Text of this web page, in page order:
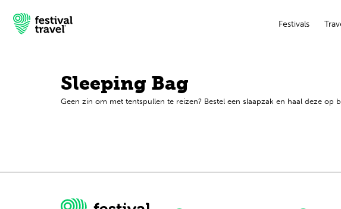
Festivals
Festivals
Sleeping Bag
Geen zin om met tentspullen te reizen? Bestel een slaapzak en haal deze op